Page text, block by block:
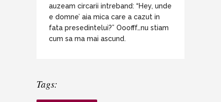
auzeam circarii intreband: “Hey, unde
e domne’ aia mica care a cazut in
fata presedintelui?” Ooofff…nu stiam
cum sa ma mai ascund.
Tags: